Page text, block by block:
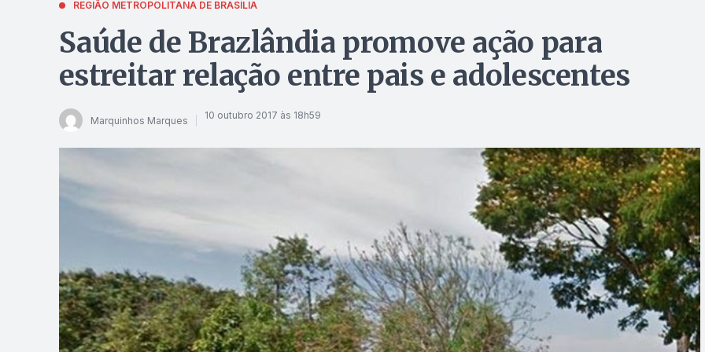
REGIÃO METROPOLITANA DE BRASÍLIA
Saúde de Brazlândia promove ação para
estreitar relação entre pais e adolescentes
Marquinhos Marques 10 outubro 2017 às 18h59